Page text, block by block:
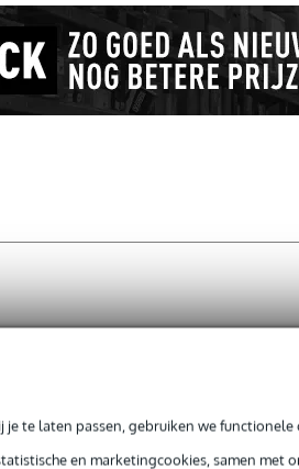
te laten passen, gebruiken we functionele
en marketingcookies, samen met